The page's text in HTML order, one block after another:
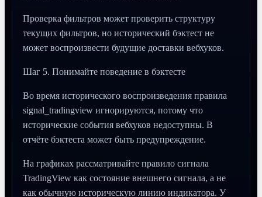
Проверка фильтров может проверить структуру
текущих фильтров, но исторический бэктест не
может воспроизвести будущие доставки вебхуков.
Шаг 5. Понимайте поведение в бэктесте
Во время исторического воспроизведения правила
signal_tradingview игнорируются, потому что
исторические события вебхуков недоступны. В
отчёте бэктеста может быть предупреждение.
На графиках рассматривайте правило сигнала
TradingView как состояние внешнего сигнала, а не
как обычную историческую линию индикатора. У